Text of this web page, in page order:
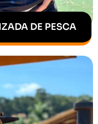
DE PESCA